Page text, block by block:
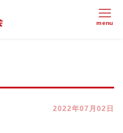
2022年07月02日